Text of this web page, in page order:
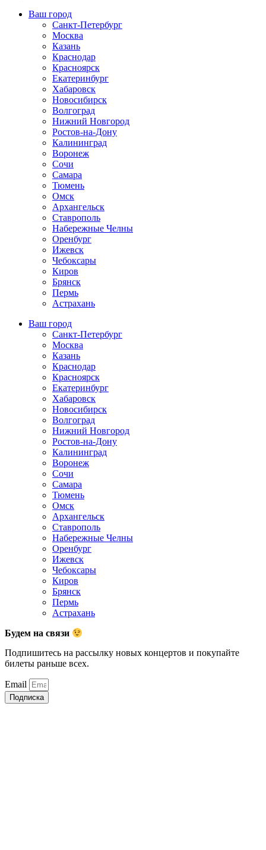
Ваш город
Санкт-Петербург
Москва
Казань
Краснодар
Красноярск
Екатеринбург
Хабаровск
Новосибирск
Волгоград
Нижний Новгород
Ростов-на-Дону
Калининград
Воронеж
Сочи
Самара
Тюмень
Омск
Архангельск
Ставрополь
Набережные Челны
Оренбург
Ижевск
Чебоксары
Киров
Брянск
Пермь
Астрахань
Ваш город
Санкт-Петербург
Москва
Казань
Краснодар
Красноярск
Екатеринбург
Хабаровск
Новосибирск
Волгоград
Нижний Новгород
Ростов-на-Дону
Калининград
Воронеж
Сочи
Самара
Тюмень
Омск
Архангельск
Ставрополь
Набережные Челны
Оренбург
Ижевск
Чебоксары
Киров
Брянск
Пермь
Астрахань
Будем на связи
Подпишитесь на рассылку новых концертов и покупайте
билеты раньше всех.
Email
Подписка